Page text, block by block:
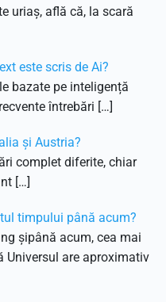
uriaș, află că, la scară
este scris de Ai?
bazate pe inteligență
întrebări […]
și Austria?
complet diferite, chiar
[…]
timpului până acum?
șipână acum, cea mai
Universul are aproximativ